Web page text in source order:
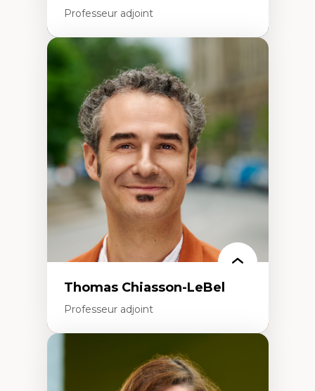
Professeur adjoint
Économie circulaire
Modèles d’affaires durables
Histoire des faits économiques
Gestion durable des ressources naturelles
Écologie industrielle
Aménagement durable du territoire
Développement régional
Coopératives
Télétravail en milieu rural francophone
Transition socio-écologique
Thomas Chiasson-LeBel
Professeur adjoint
Théories du développement
Économie politique comparée